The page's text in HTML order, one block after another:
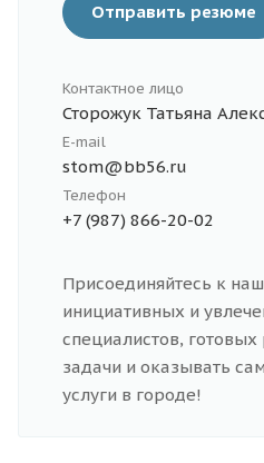
Отправить резюме
Контактное лицо
Сторожук Татьяна
E-mail
stom@bb56.ru
Телефон
+7 (987) 866-20-02
Присоединяйтесь к
инициативных и
специалистов,
задачи и оказывать
услуги в городе!